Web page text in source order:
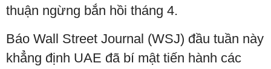
thuận ngừng bắn hồi tháng 4.
Báo Wall Street Journal (WSJ) đầu tuần này
khẳng định UAE đã bí mật tiến hành các